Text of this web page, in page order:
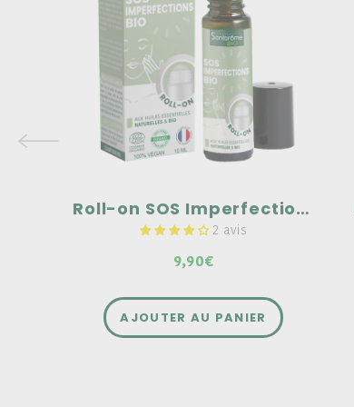
Roll-on SOS Imperfections Bio
2 avis
9,90€
Agit en cas d'apparition de boutons
Une formule composée à 100%
d'huiles essentielles naturelles et
bio
Un format nomade à emporter
partout avec soi
AJOUTER AU PANIER